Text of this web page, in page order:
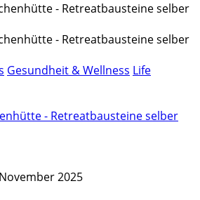
Gesundheit & Wellness Life
- Retreatbausteine selber
2025